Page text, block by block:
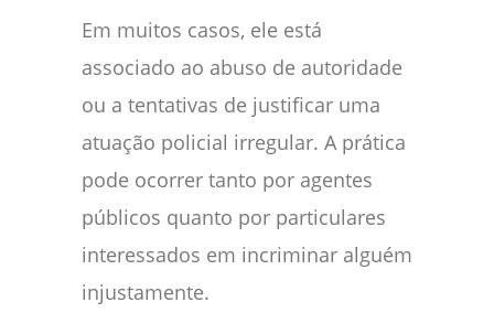
Em muitos casos, ele está
associado ao abuso de autoridade
ou a tentativas de justificar uma
atuação policial irregular. A prática
pode ocorrer tanto por agentes
públicos quanto por particulares
interessados em incriminar alguém
injustamente.